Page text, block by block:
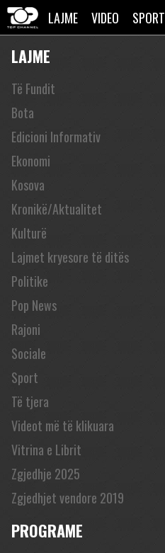
LAJME VIDEO SPORT
LAJME
Të Fundit
Bota
Edicioni Informativ
Ekonomi
Kosova
Kronikë/Aktualitet
Kulturë
Lajmet kryesore të ditës
Politike
Pop News
Rajoni
Sociale
Sport
Të tjera
Videot më të klikuara
Vitrina e Librit
Zgjedhje 2025
Zgjedhjet vendore 2019
PROGRAME